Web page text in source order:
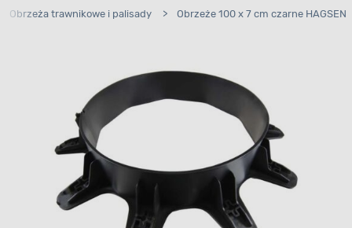
Obrzeża trawnikowe i palisady > Obrzeże 100 x 7 cm czarne HAGSEN